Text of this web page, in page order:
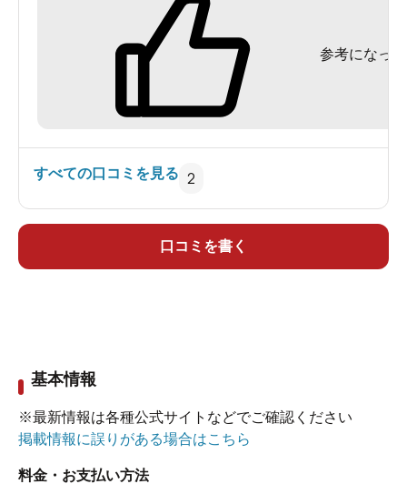
参考になった
すべての口コミを見る 2
口コミを書く
基本情報
※最新情報は各種公式サイトなどでご確認ください
掲載情報に誤りがある場合はこちら
料金・お支払い方法